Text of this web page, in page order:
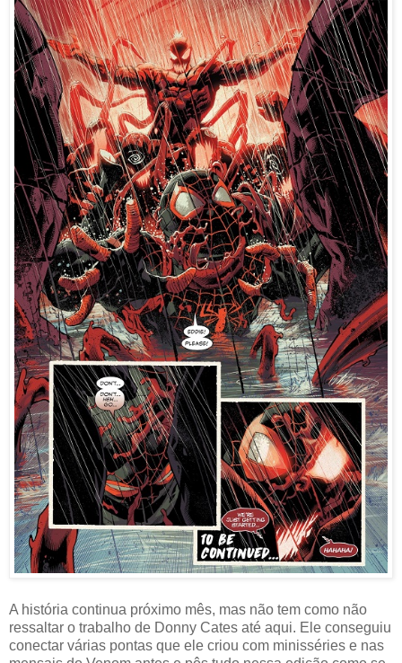
A história continua próximo mês, mas não tem como não
ressaltar o trabalho de Donny Cates até aqui. Ele conseguiu
conectar várias pontas que ele criou com minisséries e nas